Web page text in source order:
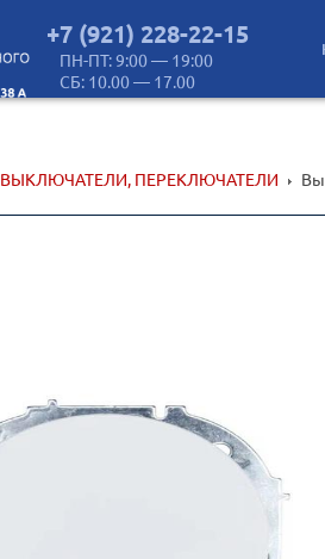
+7 (921) 228-22-15
ПН-ПТ: 9:00 — 19:00
СБ: 10.00 — 17.00
ВЫКЛЮЧАТЕЛИ, ПЕРЕКЛЮЧАТЕЛИ